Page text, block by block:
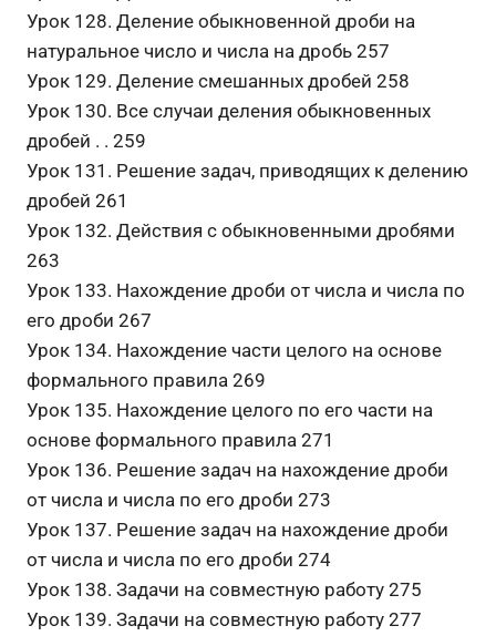
Урок 128. Деление обыкновенной дроби на
натуральное число и числа на дробь 257
Урок 129. Деление смешанных дробей 258
Урок 130. Все случаи деления обыкновенных
дробей . . 259
Урок 131. Решение задач, приводящих к делению
дробей 261
Урок 132. Действия с обыкновенными дробями
263
Урок 133. Нахождение дроби от числа и числа по
его дроби 267
Урок 134. Нахождение части целого на основе
формального правила 269
Урок 135. Нахождение целого по его части на
основе формального правила 271
Урок 136. Решение задач на нахождение дроби
от числа и числа по его дроби 273
Урок 137. Решение задач на нахождение дроби
от числа и числа по его дроби 274
Урок 138. Задачи на совместную работу 275
Урок 139. Задачи на совместную работу 277